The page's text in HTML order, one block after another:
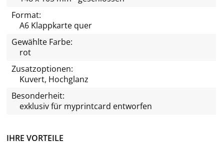
IHRE VORTEILE
Format:
A6 Klappkarte quer
Gewählte Farbe:
rot
Zusatzoptionen:
Kuvert, Hochglanz
Besonderheit:
exklusiv für myprintcard entworfen